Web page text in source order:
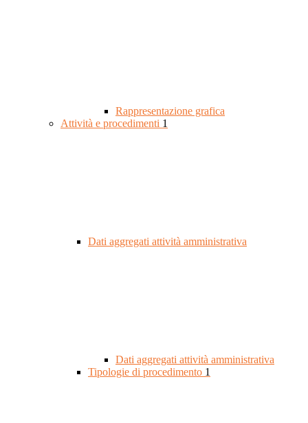
Rappresentazione grafica
Attività e procedimenti 1
Dati aggregati attività amministrativa
Dati aggregati attività amministrativa
Tipologie di procedimento 1